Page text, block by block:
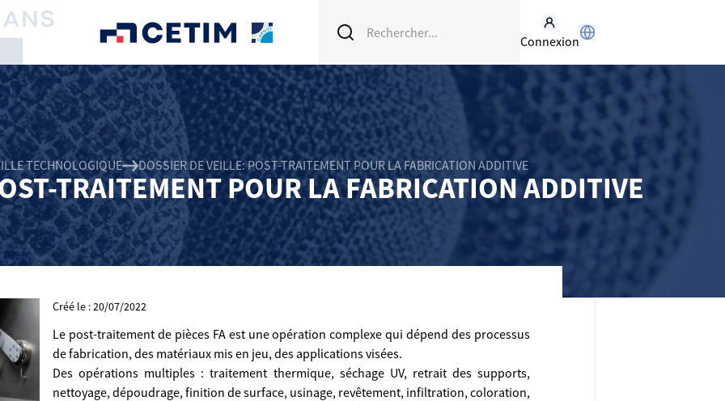
Connexion
TECHNOLOGIQUE DOSSIER DE VEILLE: POST-TRAITEMENT POUR LA FABRICATION ADDITIVE
TRAITEMENT POUR LA FABRICATION ADDITIVE
Créé le : 20/07/2022
Le post-traitement de pièces FA est une opération complexe qui dépend des processus
de fabrication, des matériaux mis en jeu, des applications visées.
Des opérations multiples : traitement thermique, séchage UV, retrait des supports,
nettoyage, dépoudrage, finition de surface, usinage, revêtement, infiltration, coloration,